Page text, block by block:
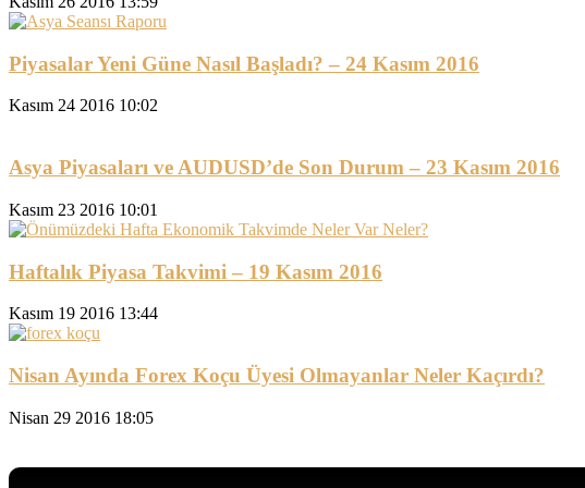
Piyasalar Yeni Güne Nasıl Başladı? – 24 Kasım 2016
Kasım 24 2016 10:02
Asya Piyasaları ve AUDUSD’de Son Durum – 23 Kasım 2016
Kasım 23 2016 10:01
Haftalık Piyasa Takvimi – 19 Kasım 2016
Kasım 19 2016 13:44
Nisan Ayında Forex Koçu Üyesi Olmayanlar Neler Kaçırdı?
Nisan 29 2016 18:05